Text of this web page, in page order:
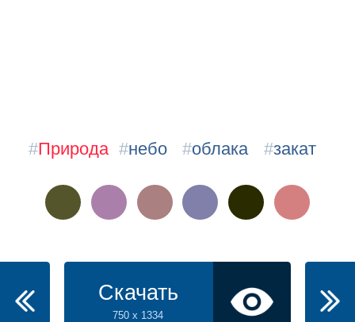
#Природа #небо #облака #закат
Скачать
750 x 1334